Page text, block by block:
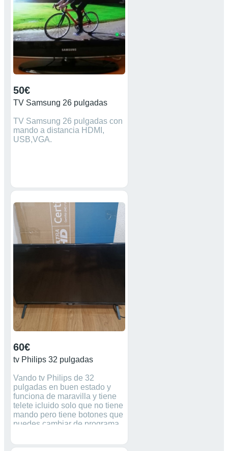
50€
TV Samsung 26 pulgadas
TV Samsung 26 pulgadas con
mando a distancia HDMI,
USB,VGA.
60€
tv Philips 32 pulgadas
Vando tv Philips de 32
pulgadas en buen estado y
funciona de maravilla y tiene
telete icluido solo que no tiene
mando pero tiene botones que
puedes cambiar de programa ..